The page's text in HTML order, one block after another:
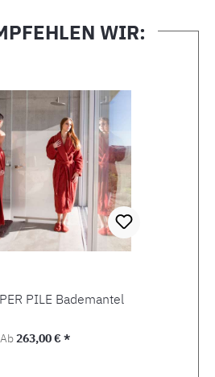
WIR:
PILE Bademantel
Regulärer Preis:
Ab263,00 € *